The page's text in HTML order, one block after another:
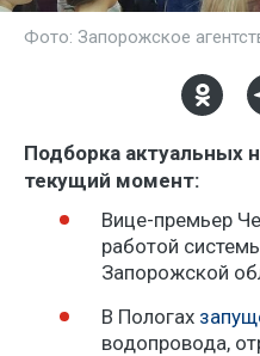
Фото: Запорожское
Подборка актуальных
текущий момент:
Вице-премьер
работой
Запорожской
В Пологах
водопровода,